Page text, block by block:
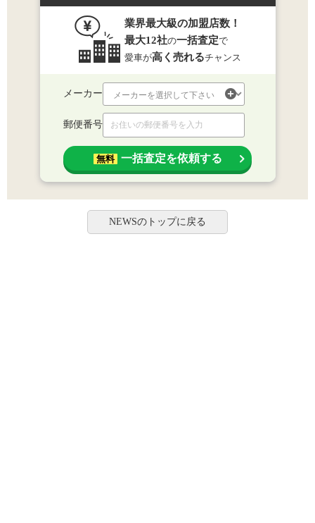
業界最大級の加盟店数！
最大12社の一括査定で
愛車が高く売れるチャンス
メーカー
郵便番号
無料 一括査定を依頼する
NEWSのトップに戻る